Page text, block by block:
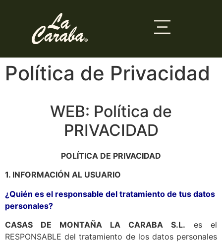
Política de Privacidad
WEB: Política de
PRIVACIDAD
POLÍTICA DE PRIVACIDAD
1. INFORMACIÓN AL USUARIO
¿Quién es el responsable del tratamiento de tus datos
personales?
CASAS DE MONTAÑA LA CARABA S.L. es el
RESPONSABLE del tratamiento de los datos personales